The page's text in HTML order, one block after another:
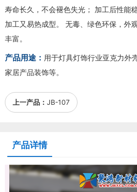
寿命长久，不会褪色失光； 加工后性能
加工又易热成型。 无毒、绿色环保，外
丰富。
产品用途： 用于灯具灯饰行业亚克力外
家居产品装饰等。
上一产品： JB-107
产品详情